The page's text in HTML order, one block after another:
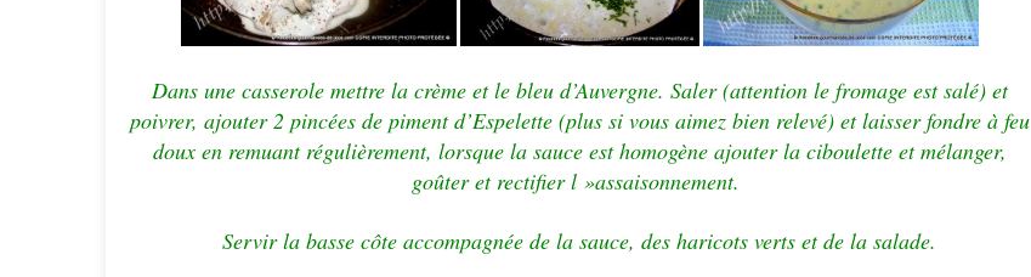
Dans une casserole mettre la crème et le bleu d’Auvergne. Saler (attention le fromage est salé) et
poivrer, ajouter 2 pincées de piment d’Espelette (plus si vous aimez bien relevé) et laisser fondre à feu
doux en remuant régulièrement, lorsque la sauce est homogène ajouter la ciboulette et mélanger,
goûter et rectifier l »assaisonnement.
Servir la basse côte accompagnée de la sauce, des haricots verts et de la salade.